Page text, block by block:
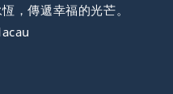
，傳遞幸福的光芒。